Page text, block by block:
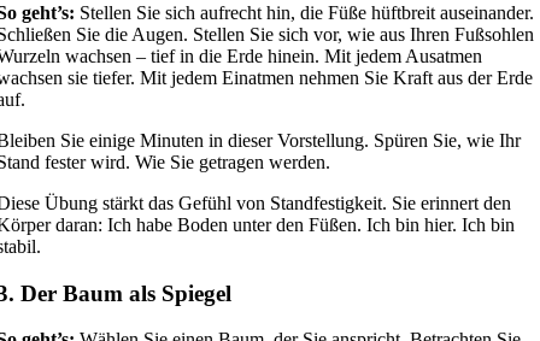
geht’s: Stellen Sie sich aufrecht hin, die Füße hüftbreit auseinander.
Sie die Augen. Stellen Sie sich vor, wie aus Ihren Fußsohlen
wachsen – tief in die Erde hinein. Mit jedem Ausatmen
sie tiefer. Mit jedem Einatmen nehmen Sie Kraft aus der Erde
Sie einige Minuten in dieser Vorstellung. Spüren Sie, wie Ihr
fester wird. Wie Sie getragen werden.
Übung stärkt das Gefühl von Standfestigkeit. Sie erinnert den
daran: Ich habe Boden unter den Füßen. Ich bin hier. Ich bin
Der Baum als Spiegel